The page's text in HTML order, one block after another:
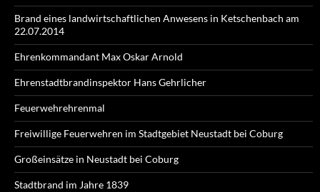
Brand eines landwirtschaftlichen Anwesens in Ketschenbach am
22.07.2014
Ehrenkommandant Max Oskar Arnold
Ehrenstadtbrandinspektor Hans Gehrlicher
Feuerwehrehrenmal
Freiwillige Feuerwehren im Stadtgebiet Neustadt bei Coburg
Großeinsätze in Neustadt bei Coburg
Stadtbrand im Jahre 1839